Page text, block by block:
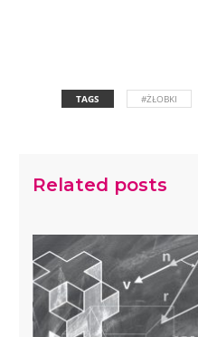
TAGS #ŻŁOBKI
Related posts